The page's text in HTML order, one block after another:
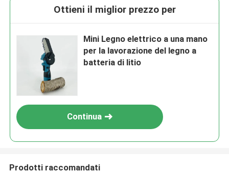
Invia
Ottieni il miglior prezzo per
Mini Legno elettrico a una mano
per la lavorazione del legno a
batteria di litio
Continua
Prodotti raccomandati